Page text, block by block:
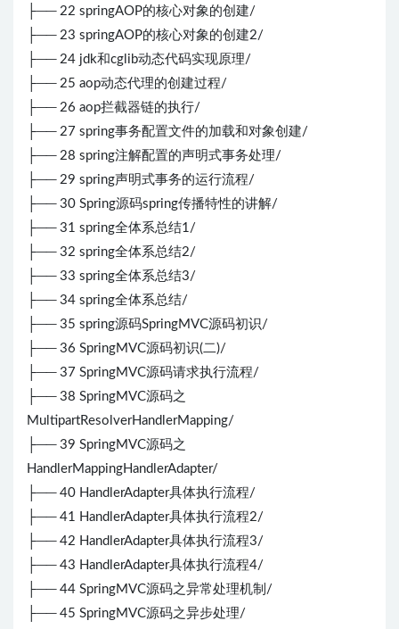
├── 22 springAOP的核心对象的创建/
├── 23 springAOP的核心对象的创建2/
├── 24 jdk和cglib动态代码实现原理/
├── 25 aop动态代理的创建过程/
├── 26 aop拦截器链的执行/
├── 27 spring事务配置文件的加载和对象创建/
├── 28 spring注解配置的声明式事务处理/
├── 29 spring声明式事务的运行流程/
├── 30 Spring源码spring传播特性的讲解/
├── 31 spring全体系总结1/
├── 32 spring全体系总结2/
├── 33 spring全体系总结3/
├── 34 spring全体系总结/
├── 35 spring源码SpringMVC源码初识/
├── 36 SpringMVC源码初识(二)/
├── 37 SpringMVC源码请求执行流程/
├── 38 SpringMVC源码之
MultipartResolverHandlerMapping/
├── 39 SpringMVC源码之
HandlerMappingHandlerAdapter/
├── 40 HandlerAdapter具体执行流程/
├── 41 HandlerAdapter具体执行流程2/
├── 42 HandlerAdapter具体执行流程3/
├── 43 HandlerAdapter具体执行流程4/
├── 44 SpringMVC源码之异常处理机制/
├── 45 SpringMVC源码之异步处理/